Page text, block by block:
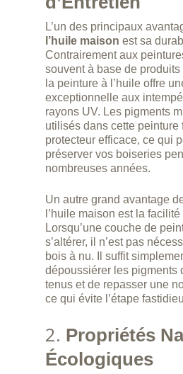
L’un des principaux
l’huile maison est sa
Contrairement aux
souvent à base de
la peinture à l’huile offre
exceptionnelle aux
rayons UV. Les pigments
utilisés dans cette peinture
protecteur efficace, ce qui
préserver vos boiseries
nombreuses années.
Un autre grand avantage
l’huile maison est la facilité
Lorsqu’une couche de
s’altérer, il n’est pas
bois à nu. Il suffit
dépoussiérer les pigments
tenus et de repasser une
ce qui évite l’étape
2. Propriétés
Écologiques